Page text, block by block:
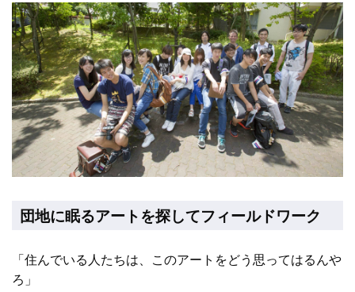
団地に眠るアートを探してフィールドワーク
「住んでいる人たちは、このアートをどう思ってはるんや
ろ」